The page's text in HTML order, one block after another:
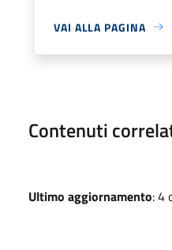
VAI ALLA PAGINA
Contenuti
Ultimo aggiornamento: 4